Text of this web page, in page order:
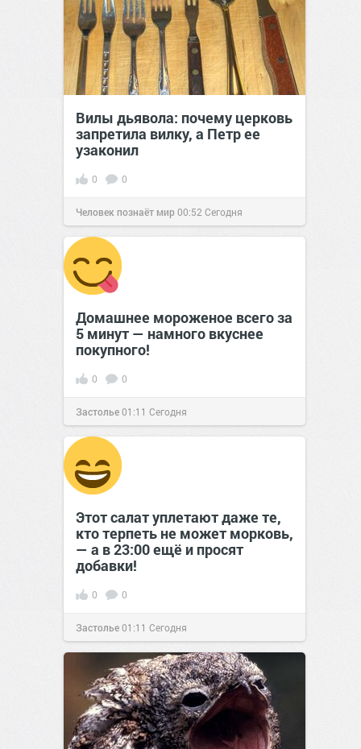
Вилы дьявола: почему церковь
запретила вилку, а Петр ее
узаконил
0 0
Человек познаёт мир00:52 Сегодня
Домашнее мороженое всего за
5 минут — намного вкуснее
покупного!
0 0
Застолье01:11 Сегодня
Этот салат уплетают даже те,
кто терпеть не может морковь,
— а в 23:00 ещё и просят
добавки!
0 0
Застолье01:11 Сегодня